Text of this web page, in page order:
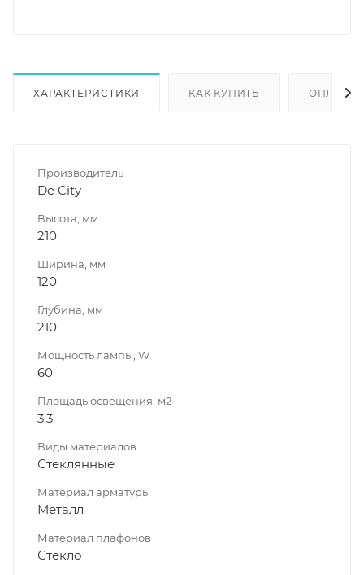
ХАРАКТЕРИСТИКИ КАК КУПИТЬ ОПЛАТА
Производитель
De City
Высота, мм
210
Ширина, мм
120
Глубина, мм
210
Мощность лампы, W
60
Площадь освещения, м2
3.3
Виды материалов
Стеклянные
Материал арматуры
Металл
Материал плафонов
Стекло